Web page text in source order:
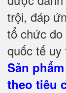
trội, đáp
tổ chức
quốc tế uy
Sản
theo tiêu